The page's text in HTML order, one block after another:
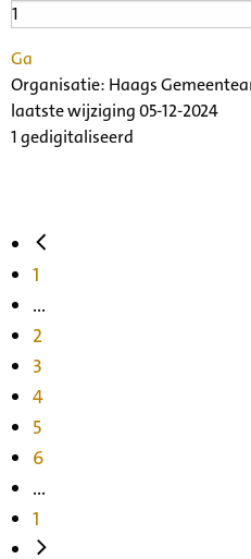
Ga
Organisatie: Haags
laatste wijziging 05-12-2024
1 gedigitaliseerd
1
...
2
3
4
5
6
...
1